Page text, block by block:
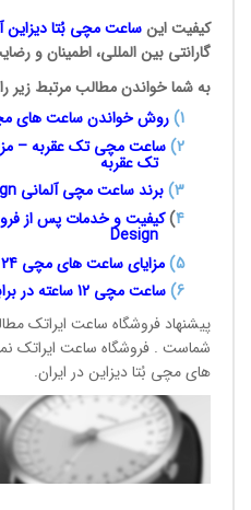
کیفیت اینساعت مچی بُتادیزاین
گارانتی بین المللی، اطمینان و
به شما خواندن مطالب مرتبط زیر
1
)روش خواندن ساعت های
2) ساعت مچی تک عقربه –
تک عقربه
3
)برند ساعت مچی آلمانی
4
)کیفیت و خدمات پس از
Design
5) مزایای ساعت های مچی 24
6) ساعت مچی 12 ساعته در برابر ساعت
پیشنهاد فروشگاه ساعت ایراتک
شماست . فروشگاه ساعت ایراتک
های مچی بُتا دیزاین در ایران.